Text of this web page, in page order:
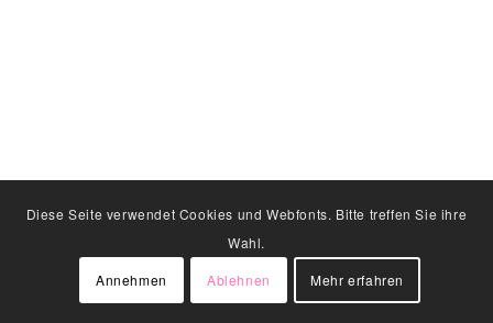
Diese Seite verwendet Cookies und Webfonts. Bitte treffen Sie ihre
Wahl.
Annehmen Ablehnen Mehr erfahren